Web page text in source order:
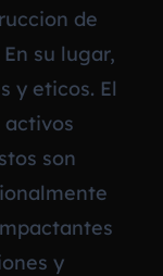
de
su lugar,
y eticos. El
activos
son
y